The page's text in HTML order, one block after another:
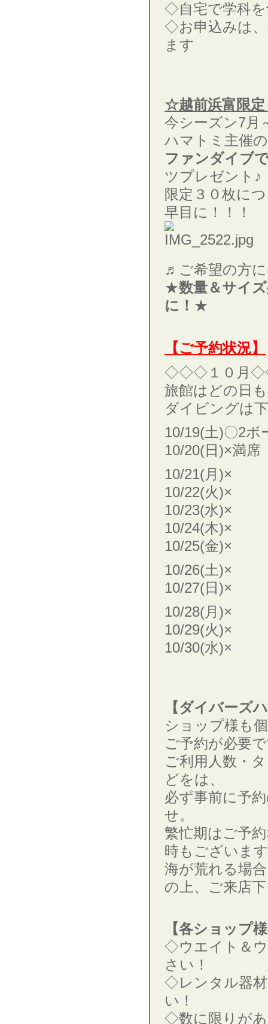
◇自宅で学科
◇お申込みは
ます
☆越前浜富限
今シーズン7月
ハマトミ主催の
ファンダイブ
ツプレゼント♪
限定３０枚に
早目に！！！
♬ご希望の方
★数量＆サイ
に！ ★
【ご予約状況】
◇◇◇１０月
旅館はどの日
ダイビングは
10/19(土)〇2ボ
10/20(日)×満席
10/21(月)×
10/22(火)×
10/23(水)×
10/24(木)×
10/25(金)×
10/26(土)×
10/27(日)×
10/28(月)×
10/29(火)×
10/30(水)×
【ダイバーズ
ショップ様も
ご予約が必要
ご利用人数・
どをは、
必ず事前に予
せ。
繁忙期はご予
時もございま
海が荒れる場
の上、ご来店
【各ショップ
◇ウエイト＆
さい！
◇レンタル器
い！
◇数に限りが